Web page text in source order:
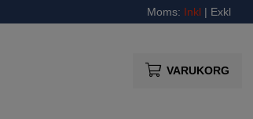
Moms: Inkl | Exkl
VARUKORG